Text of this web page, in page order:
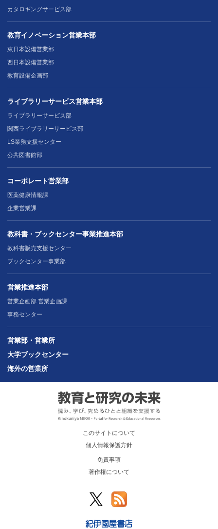
カタロギングサービス部
教育イノベーション営業本部
東日本設備営業部
西日本設備営業部
教育設備企画部
ライブラリーサービス営業本部
ライブラリーサービス部
関西ライブラリーサービス部
LS業務支援センター
公共図書館部
コーポレート営業部
医薬健康情報課
企業営業課
教科書・ブックセンター事業推進本部
教科書販売支援センター
ブックセンター事業部
営業推進本部
営業企画部 営業企画課
事務センター
営業部・営業所
大学ブックセンター
海外の営業所
このサイトについて
個人情報保護方針
免責事項
著作権について